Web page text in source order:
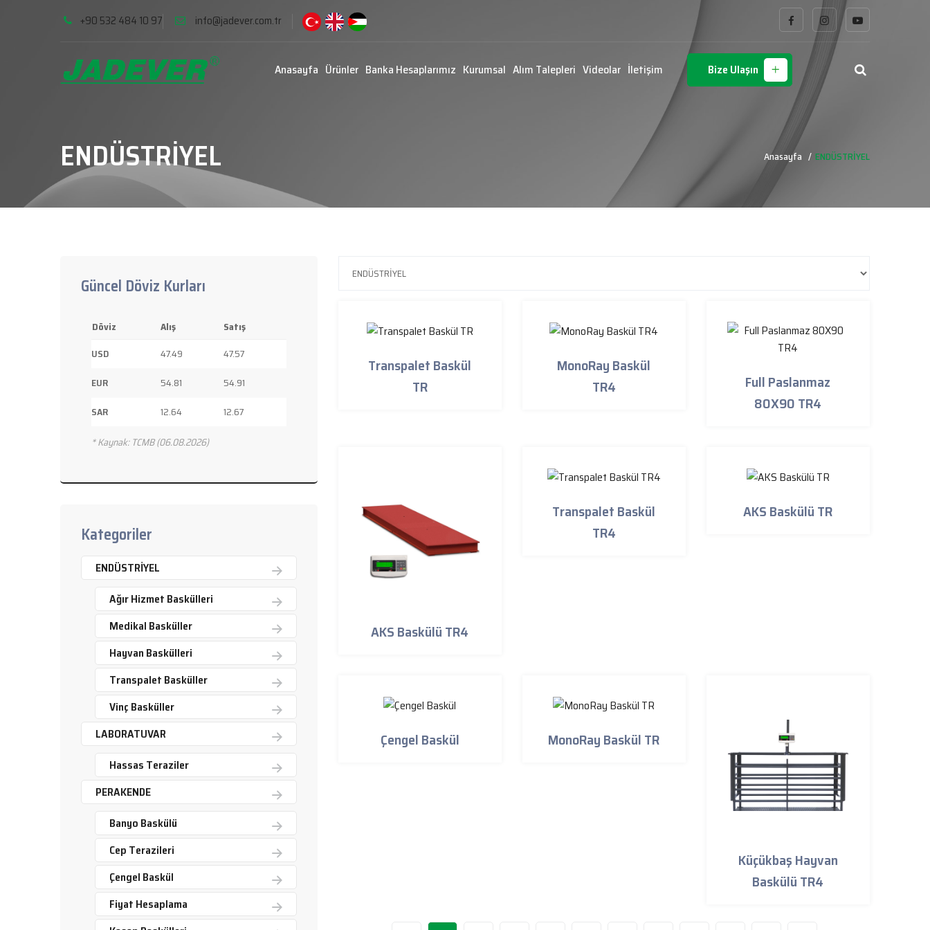
+90 532 484 10 97 info@jadever.com.tr
Anasayfa Ürünler Banka Hesaplarımız Kurumsal Alım Talepleri Videolar İletişim Bize Ulaşın
ENDÜSTRİYEL Anasayfa ENDÜSTRİYEL
Güncel Döviz Kurları
Döviz Alış
Satış
USD
47.49
47.57
EUR
54.81
54.91
SAR
12.64
12.67
* Kaynak: TCMB (06.08.2026)
Kategoriler
ENDÜSTRİYEL
Ağır Hizmet Baskülleri
Medikal Basküller
Hayvan Baskülleri
Transpalet Basküller
Vinç Basküller
LABORATUVAR
Hassas Teraziler
PERAKENDE
Banyo Baskülü
Cep Terazileri
Çengel Baskül
Fiyat Hesaplama
Transpalet Baskül
TR
MonoRay Baskül
TR4
Full Paslanmaz
80X90 TR4
AKS Baskülü TR4
Transpalet Baskül
TR4
AKS Baskülü TR
Çengel Baskül MonoRay Baskül TR
Küçükbaş Hayvan
Baskülü TR4